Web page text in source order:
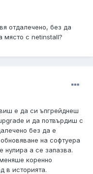
отдалечено, без да
място с netinstall?
е да си ъпгрейднеш
и да потвърдиш с
без да е
на софтуера
нулира а се запазва.
коренно
в историята.